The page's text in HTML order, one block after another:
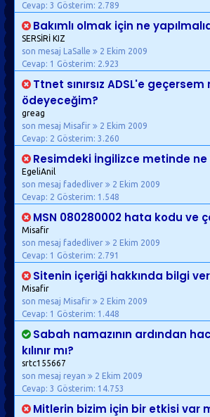
Cevap: 3 Gösterim: 2.789
Bakımlı olmak için ne
SERSİRİ KIZ
son mesaj LaSalle
2 Ekim 2009
Cevap: 1 Gösterim: 2.923
Ttnet sınırsız ADSL'e
ödeyeceğim?
greag
son mesaj Misafir
2 Ekim 2009
Cevap: 2 Gösterim: 3.260
Resimdeki İngilizce metinde ne
EgeliAnil
son mesaj fadedliver
2 Ekim 2009
Cevap: 2 Gösterim: 1.548
MSN 080280002 hata kodu ve
Misafir
son mesaj fadedliver
2 Ekim 2009
Cevap: 1 Gösterim: 2.791
Sitenin içeriği hakkında bilgi
Misafir
son mesaj Misafir
2 Ekim 2009
Cevap: 1 Gösterim: 1.448
Sabah namazının ardından
kılınır mı?
srtc155667
son mesaj reyan
2 Ekim 2009
Cevap: 3 Gösterim: 14.753
Mitlerin bizim için bir etkisi var